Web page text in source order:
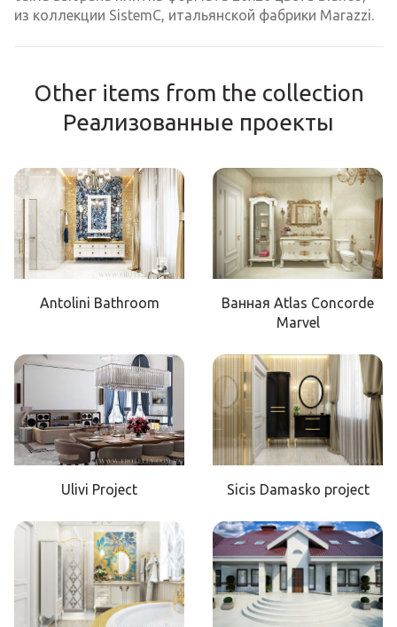
из коллекции SistemC, итальянской фабрики Marazzi.
Other items from the collection
Реализованные проекты
Antolini Bathroom
Ванная Atlas Concorde
Marvel
Ulivi Project Sicis Damasko project